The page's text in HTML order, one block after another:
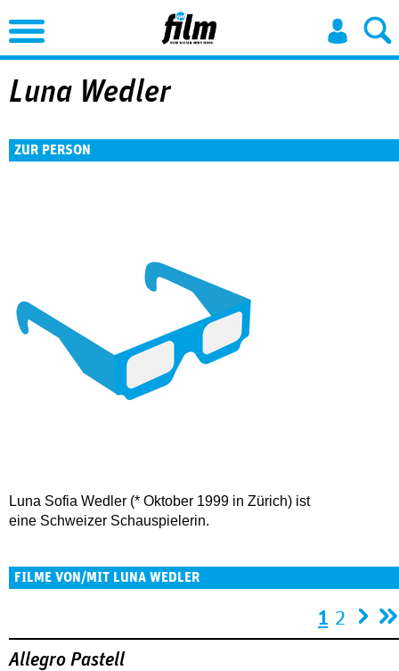
Jump to Navigation
Luna Wedler
ZUR PERSON
Luna Sofia Wedler (* Oktober 1999 in Zürich) ist
eine Schweizer Schauspielerin.
FILME VON/MIT LUNA WEDLER
1 2
Allegro Pastell